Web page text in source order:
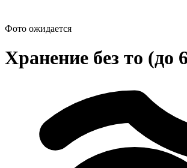
Фото ожидается
Хранение без то (до